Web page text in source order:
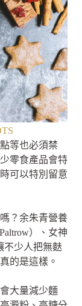
等也必須禁
零食產品會特
可以特別留意
？余朱青營養
）、女神
不少人把無麩
的是這樣。
大量減少麵